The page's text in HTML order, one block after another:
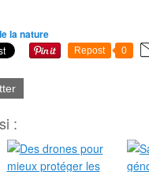
la nature
Repost 0
: